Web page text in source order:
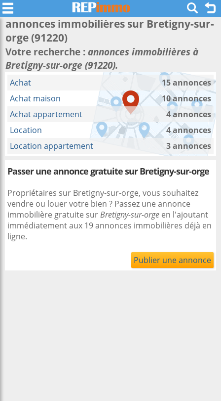
annonces immobilières sur Bretigny-sur-
orge (91220)
Votre recherche : annonces immobilières à
Bretigny-sur-orge (91220).
Achat
15 annonces
Achat maison
10 annonces
Achat appartement
4 annonces
Location
4 annonces
Location appartement
3 annonces
Passer une annonce gratuite sur Bretigny-sur-orge
Propriétaires sur Bretigny-sur-orge, vous souhaitez
vendre ou louer votre bien ? Passez une annonce
immobilière gratuite surBretigny-sur-orge en l'ajoutant
immédiatement aux 19 annonces immobilières déjà en
ligne.
Publier une annonce